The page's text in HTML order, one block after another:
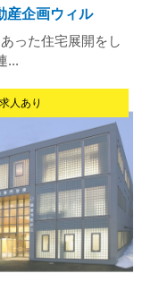
企画ウィル
った住宅展開をし
...
求人あり